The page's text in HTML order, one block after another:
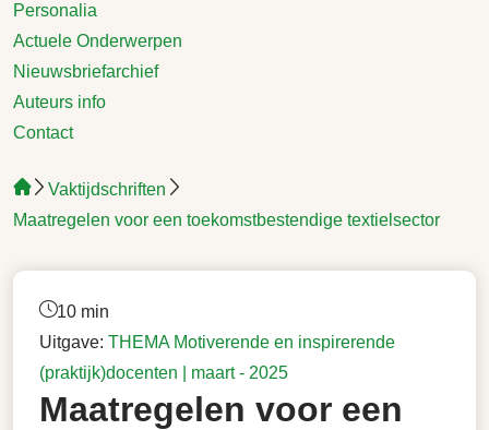
Personalia
Actuele Onderwerpen
Nieuwsbriefarchief
Auteurs info
Contact
Vaktijdschriften
Maatregelen voor een toekomstbestendige textielsector
10 min
Uitgave: THEMA Motiverende en inspirerende
(praktijk)docenten | maart - 2025
Maatregelen voor een